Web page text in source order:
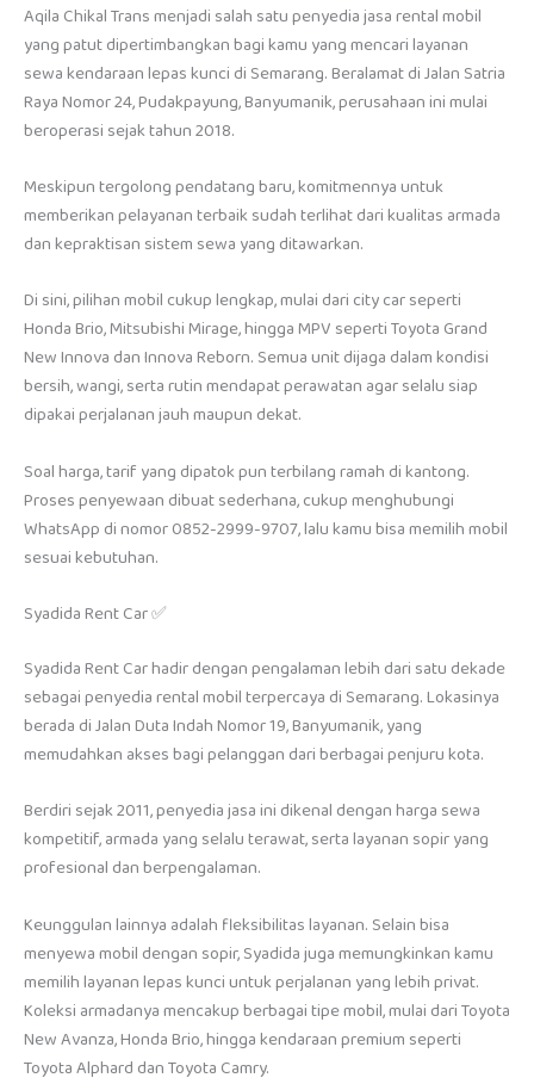
Aqila Chikal Trans menjadi salah satu penyedia jasa rental mobil
yang patut dipertimbangkan bagi kamu yang mencari layanan
sewa kendaraan lepas kunci di Semarang. Beralamat di Jalan Satria
Raya Nomor 24, Pudakpayung, Banyumanik, perusahaan ini mulai
beroperasi sejak tahun 2018.
Meskipun tergolong pendatang baru, komitmennya untuk
memberikan pelayanan terbaik sudah terlihat dari kualitas armada
dan kepraktisan sistem sewa yang ditawarkan.
Di sini, pilihan mobil cukup lengkap, mulai dari city car seperti
Honda Brio, Mitsubishi Mirage, hingga MPV seperti Toyota Grand
New Innova dan Innova Reborn. Semua unit dijaga dalam kondisi
bersih, wangi, serta rutin mendapat perawatan agar selalu siap
dipakai perjalanan jauh maupun dekat.
Soal harga, tarif yang dipatok pun terbilang ramah di kantong.
Proses penyewaan dibuat sederhana, cukup menghubungi
WhatsApp di nomor 0852-2999-9707, lalu kamu bisa memilih mobil
sesuai kebutuhan.
Syadida Rent Car ✅
Syadida Rent Car hadir dengan pengalaman lebih dari satu dekade
sebagai penyedia rental mobil terpercaya di Semarang. Lokasinya
berada di Jalan Duta Indah Nomor 19, Banyumanik, yang
memudahkan akses bagi pelanggan dari berbagai penjuru kota.
Berdiri sejak 2011, penyedia jasa ini dikenal dengan harga sewa
kompetitif, armada yang selalu terawat, serta layanan sopir yang
profesional dan berpengalaman.
Keunggulan lainnya adalah fleksibilitas layanan. Selain bisa
menyewa mobil dengan sopir, Syadida juga memungkinkan kamu
memilih layanan lepas kunci untuk perjalanan yang lebih privat.
Koleksi armadanya mencakup berbagai tipe mobil, mulai dari Toyota
New Avanza, Honda Brio, hingga kendaraan premium seperti
Toyota Alphard dan Toyota Camry.